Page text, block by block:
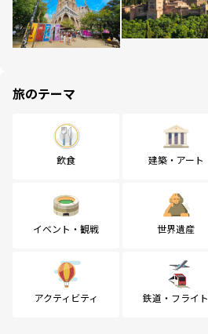
旅のテーマ
飲食 建築・アート
イベント・観戦 世界遺産
アクティビティ 鉄道・フライト